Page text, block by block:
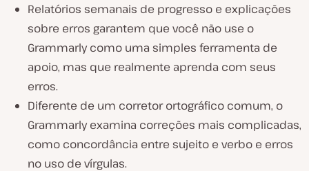
Relatórios semanais de progresso e explicações
sobre erros garantem que você não use o
Grammarly como uma simples ferramenta de
apoio, mas que realmente aprenda com seus
erros.
Diferente de um corretor ortográfico comum, o
Grammarly examina correções mais complicadas,
como concordância entre sujeito e verbo e erros
no uso de vírgulas.